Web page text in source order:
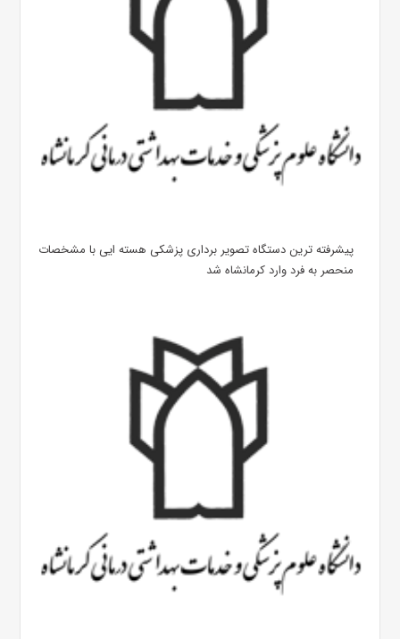
پیشرفته ترین دستگاه تصویر برداری پزشکی هسته ایی با مشخصات
منحصر به فرد وارد کرمانشاه شد